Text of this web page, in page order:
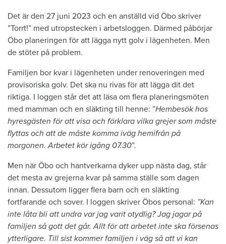
Det är den 27 juni 2023 och en anställd vid Öbo skriver
”Torrt!” med utropstecken i arbetsloggen. Därmed påbörjar
Öbo planeringen för att lägga nytt golv i lägenheten. Men
de stöter på problem.
Familjen bor kvar i lägenheten under renoveringen med
provisoriska golv. Det ska nu rivas för att lägga dit det
riktiga. I loggen står det att läsa om flera planeringsmöten
med mamman och en släkting till henne: ”Hembesök hos
hyresgästen för att visa och förklara vilka grejer som måste
flyttas och att de måste komma iväg hemifrån på
morgonen. Arbetet kör igång 07.30”.
Men när Öbo och hantverkarna dyker upp nästa dag, står
det mesta av grejerna kvar på samma ställe som dagen
innan. Dessutom ligger flera barn och en släkting
fortfarande och sover. I loggen skriver Öbos personal: ”Kan
inte låta bli att undra var jag varit otydlig? Jag jagar på
familjen så gott det går. Allt för att arbetet inte ska försenas
ytterligare. Till sist kommer familjen i väg så att vi kan